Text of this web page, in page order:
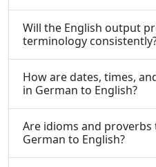
Will the English output
terminology
How are dates, times,
in German to English?
Are idioms and
German to English?